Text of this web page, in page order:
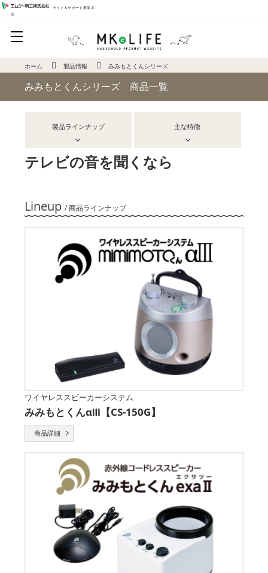
ライフ＆サポート事業本
部
ホーム 製品情報 みみもとくんシリーズ
みみもとくんシリーズ 商品一覧
製品ラインナップ 主な特徴
テレビの音を聞くなら
Lineup/ 商品ラインナップ
ワイヤレススピーカーシステム
みみもとくんαⅢ【CS-150G】
商品詳細